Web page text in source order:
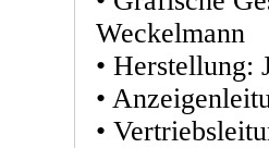
Weckelmann
• Herstellung:
•
•